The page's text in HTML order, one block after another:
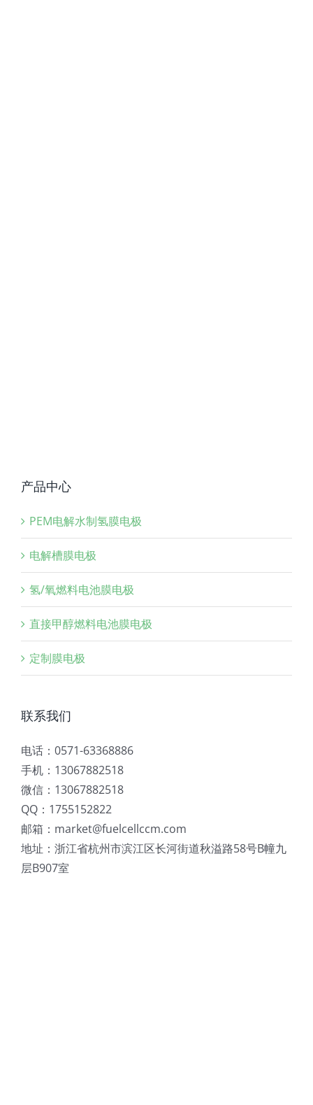
产品中心
PEM电解水制氢膜电极
电解槽膜电极
氢/氧燃料电池膜电极
直接甲醇燃料电池膜电极
定制膜电极
联系我们
电话：0571-63368886
手机：13067882518
微信：13067882518
QQ：1755152822
邮箱：market@fuelcellccm.com
地址：浙江省杭州市滨江区长河街道秋溢路58号B幢九
层B907室